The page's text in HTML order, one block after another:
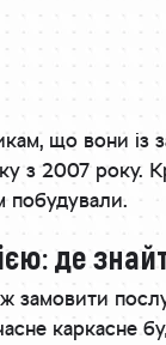
що вони
з 2007 року.
побудували.
де
замовити
каркасне